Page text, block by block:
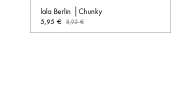
lala Berlin │Chunky
5,95 € 8,95€